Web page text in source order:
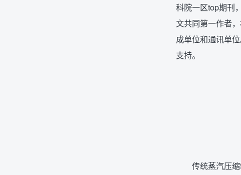
科院一区top期刊
文共同第一作者
成单位和通讯单
支持。
传统蒸汽压